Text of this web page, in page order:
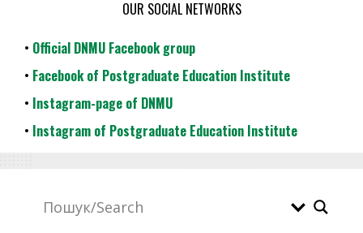
OUR SOCIAL NETWORKS
• Official DNMU Facebook group
• Facebook of Postgraduate Education Institute
• Instagram-page of DNMU
• Instagram of Postgraduate Education Institute